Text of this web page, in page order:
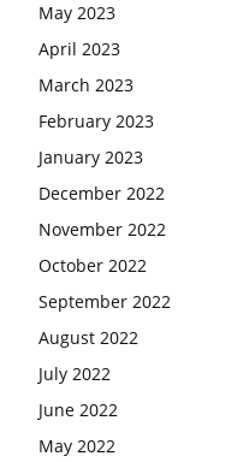
May 2023
April 2023
March 2023
February 2023
January 2023
December 2022
November 2022
October 2022
September 2022
August 2022
July 2022
June 2022
May 2022